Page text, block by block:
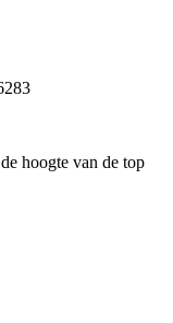
hoogte van de top